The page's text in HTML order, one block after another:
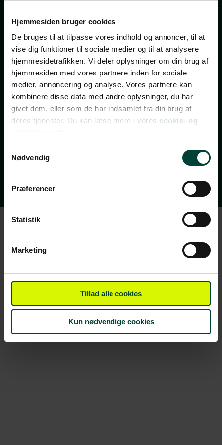
Hjemmesiden bruger cookies
De bruges til at tilpasse vores indhold og annoncer, til at
vise dig funktioner til sociale medier og til at analysere
hjemmesidetrafikken. Vi deler oplysninger om din brug af
hjemmesiden med vores partnere inden for sociale
medier, annoncering og analyse. Vores partnere kan
kombinere disse data med andre oplysninger, du har
givet dem, eller som de har indsamlet fra din brug af
deres tjenester. Du kan læse mere i vores cookie- og
Nødvendig
Præferencer
Statistik
Marketing
Tillad alle cookies
Kun nødvendige cookies
nyhedsbrev
TILMELD NYHEDSBREV
FÅ INSPIRATION, TILBUD OG INVITATIONER TIL
REJSEEVENTS
Bliv opdateret med de bedste tilbud, nye rejsemål,
invitationer til gratis rejseforedrag, rejsetips og
spændende indhold fra vores rejseblog.
Nyhedsbrevet udkommer 2-3 gange om ugen – og du
Vi ses i din indbakke!